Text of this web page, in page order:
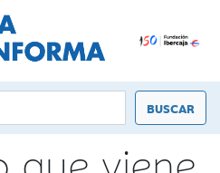
que viene